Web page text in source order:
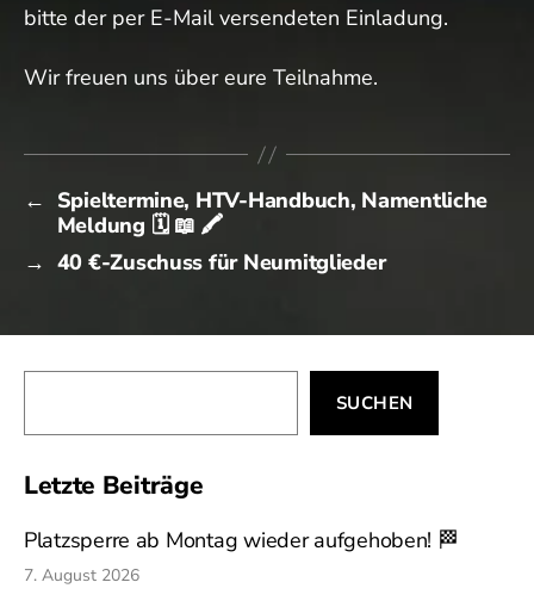
bitte der per E-Mail versendeten Einladung.
Wir freuen uns über eure Teilnahme.
← Spieltermine, HTV-Handbuch, Namentliche
Meldung 🗓️ 📖 🖍️
→ 40 €-Zuschuss für Neumitglieder
SUCHEN
Letzte Beiträge
Platzsperre ab Montag wieder aufgehoben! 🏁
7. August 2026